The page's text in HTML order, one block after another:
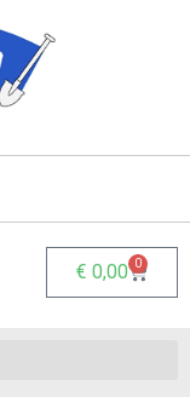
€ 0,00 0